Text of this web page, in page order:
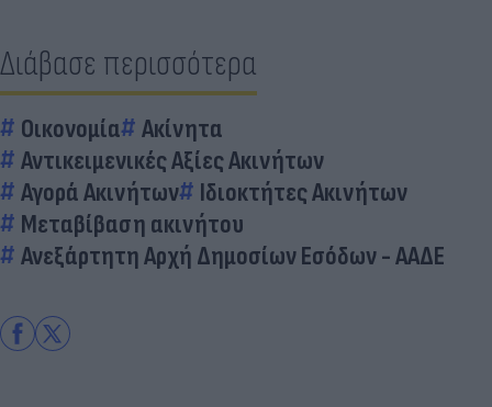
Διάβασε περισσότερα
Οικονομία
Ακίνητα
Αντικειμενικές Αξίες Ακινήτων
Αγορά Ακινήτων
Ιδιοκτήτες Ακινήτων
Μεταβίβαση ακινήτου
Ανεξάρτητη Αρχή Δημοσίων Εσόδων - ΑΑΔΕ